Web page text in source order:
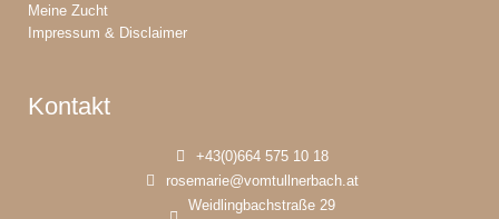
Meine Zucht
Impressum & Disclaimer
Kontakt
+43(0)664 575 10 18
rosemarie@vomtullnerbach.at
Weidlingbachstraße 29